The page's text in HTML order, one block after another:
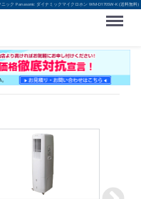
ニック Panasonic ダイナミックマイクロホン WM-D170SW-K (送料無料)
Menu